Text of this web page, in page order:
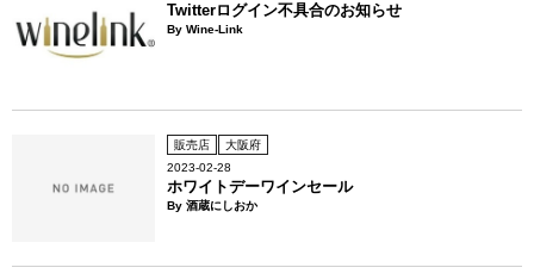
Twitterログイン不具合のお知らせ
By Wine-Link
販売店
大阪府
2023-02-28
ホワイトデーワインセール
By 酒蔵にしおか